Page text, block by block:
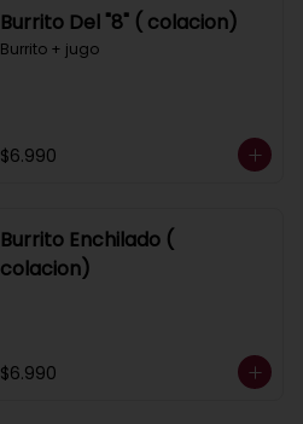
Burrito Del "8" ( colacion)
Burrito + jugo
$6.990
Burrito Enchilado (
colacion)
$6.990